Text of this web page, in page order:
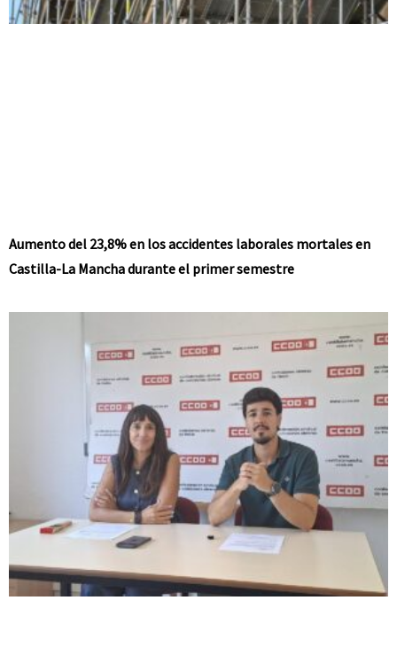
Aumento del 23,8% en los accidentes laborales mortales en
Castilla-La Mancha durante el primer semestre